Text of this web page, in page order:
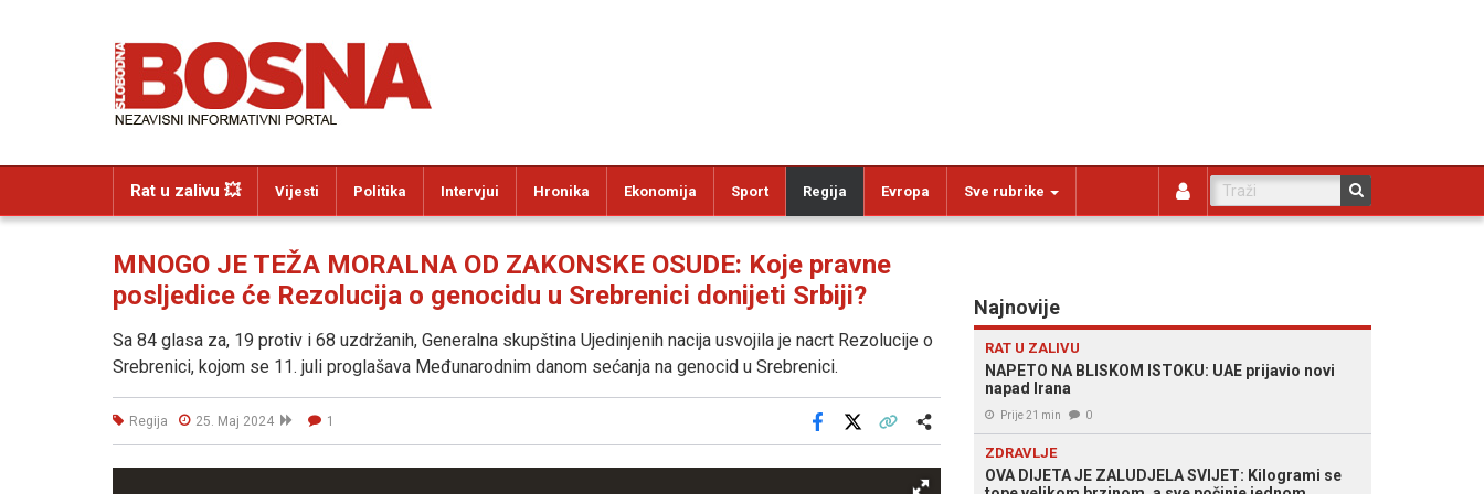
Rat u zalivu 💥 Vijesti Politika Intervjui Hronika Ekonomija Sport Regija Evropa Sve rubrike
MNOGO JE TEŽA MORALNA OD ZAKONSKE OSUDE: Koje pravne
posljedice će Rezolucija o genocidu u Srebrenici donijeti Srbiji?
Sa 84 glasa za, 19 protiv i 68 uzdržanih, Generalna skupština Ujedinjenih nacija usvojila je nacrt Rezolucije o
Srebrenici, kojom se 11. juli proglašava Međunarodnim danom sećanja na genocid u Srebrenici.
Regija 25. Maj 2024 1
Facebook
Najnovije
RAT U ZALIVU
NAPETO NA BLISKOM ISTOKU: UAE prijavio novi
napad Irana
Prije 21 min 0
ZDRAVLJE
OVA DIJETA JE ZALUDJELA SVIJET: Kilogrami se